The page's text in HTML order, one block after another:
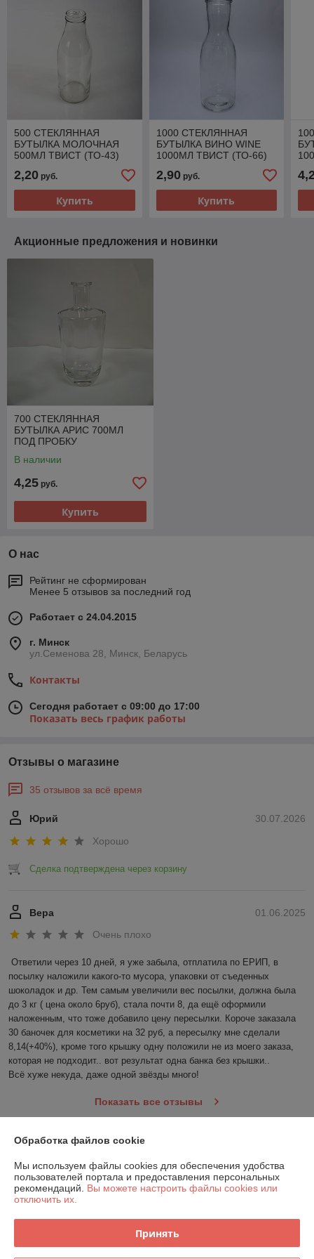
500 СТЕКЛЯННАЯ
БУТЫЛКА МОЛОЧНАЯ
500МЛ ТВИСТ (ТО-43)
2,20 руб.
Купить
1000 СТЕКЛЯННАЯ
БУТЫЛКА ВИНО WINE
1000МЛ ТВИСТ (ТО-66)
2,90руб.
Купить
Акционные предложения и новинки
700 СТЕКЛЯННАЯ
БУТЫЛКА АРИС 700МЛ
ПОД ПРОБКУ
В наличии
4,25 руб.
Купить
О нас
Рейтинг не сформирован
Менее 5 отзывов за последний год
Работает с 24.04.2015
г. Минск
ул.Семенова 28, Минск, Беларусь
Контакты
Сегодня работает с 09:00 до 17:00
Показать весь график работы
Отзывы о магазине
35 отзывов за всё время
30.07.2026
Юрий
Хорошо
Сделка подтверждена через корзину
01.06.2025
Вера
Очень плохо
Ответили через 10 дней, я уже забыла, отплатила по ЕРИП, в
посылку наложили какого-то мусора, упаковки от съеденных
шоколадок и др. Тем самым увеличили вес посылки, должна была
до 3 кг ( цена около 6руб), стала почти 8, да ещё оформили
наложенным, что тоже добавило цену пересылки. Короче заказала
30 баночек для косметики на 32 руб, а пересылку мне сделали
8,14(+40%), кроме того крышку одну положили не из моего заказа,
которая не подходит.. вот результат одна банка без крышки..
Всё хуже некуда, даже одной звёзды много!
Показать все отзывы
О нас
Контакты
График работы
Обработка файлов cookie
Мы используем файлы cookies для обеспечения удобства
пользователей портала и предоставления персональных
рекомендаций. Вы можете настроить файлы cookies или
отключить их.
Принять